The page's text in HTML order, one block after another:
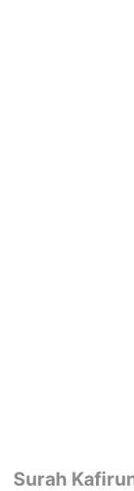
Surah Kafirun